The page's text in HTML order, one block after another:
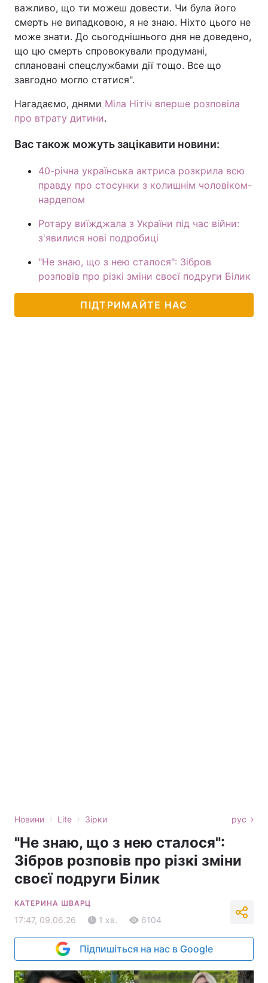
важливо, що ти можеш довести. Чи була його
смерть не випадковою, я не знаю. Ніхто цього не
може знати. До сьогоднішнього дня не доведено,
що цю смерть спровокували продумані,
сплановані спецслужбами дії тощо. Все що
завгодно могло статися".
Нагадаємо, днями Міла Нітіч вперше розповіла
про втрату дитини.
Вас також можуть зацікавити новини:
40-річна українська актриса розкрила всю
правду про стосунки з колишнім чоловіком-
нардепом
Ротару виїжджала з України під час війни:
з'явилися нові подробиці
"Не знаю, що з нею сталося": Зібров
розповів про різкі зміни своєї подруги Білик
ПІДТРИМАЙТЕ НАС
Новини › Lite › Зірки рус
"Не знаю, що з нею сталося":
Зібров розповів про різкі зміни
своєї подруги Білик
КАТЕРИНА ШВАРЦ
17:47, 09.06.26 1 хв. 6104
Підпишіться на нас в Google